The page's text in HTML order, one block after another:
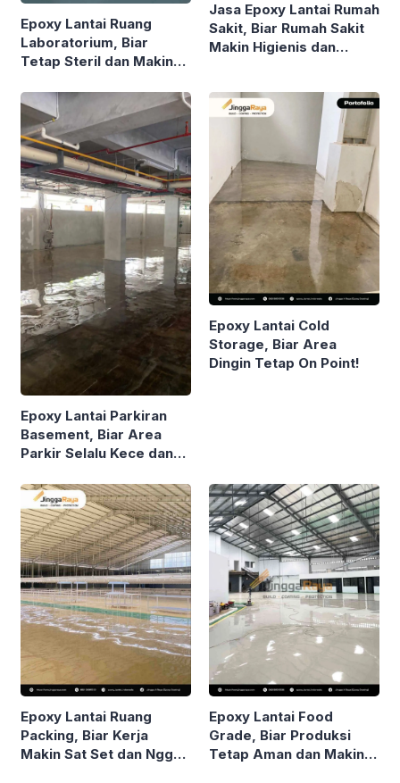
Epoxy Lantai Ruang
Laboratorium, Biar
Tetap Steril dan Makin
Jasa Epoxy Lantai Rumah
Sakit, Biar Rumah Sakit
Makin Higienis dan
Epoxy Lantai Parkiran
Basement, Biar Area
Parkir Selalu Kece dan
Epoxy Lantai Cold
Storage, Biar Area
Dingin Tetap On Point!
Epoxy Lantai Ruang
Packing, Biar Kerja
Makin Sat Set dan Nggak
Epoxy Lantai Food
Grade, Biar Produksi
Tetap Aman dan Makin